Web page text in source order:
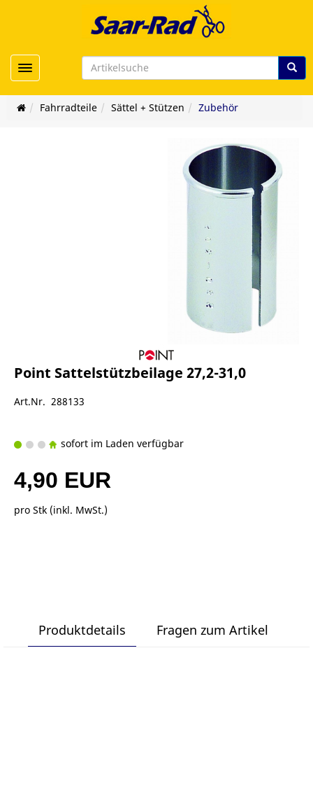
Toggle navigation
Fahrradteile Sättel + Stützen Zubehör
Point Sattelstützbeilage 27,2-31,0
Art.Nr. 288133
sofort im Laden verfügbar
4,90 EUR
pro Stk (inkl. MwSt.)
Produktdetails Fragen zum Artikel